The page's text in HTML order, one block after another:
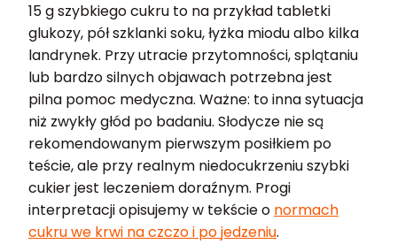
15 g szybkiego cukru to na przykład tabletki
glukozy, pół szklanki soku, łyżka miodu albo kilka
landrynek. Przy utracie przytomności, splątaniu
lub bardzo silnych objawach potrzebna jest
pilna pomoc medyczna. Ważne: to inna sytuacja
niż zwykły głód po badaniu. Słodycze nie są
rekomendowanym pierwszym posiłkiem po
teście, ale przy realnym niedocukrzeniu szybki
cukier jest leczeniem doraźnym. Progi
interpretacji opisujemy w tekście o normach
cukru we krwi na czczo i po jedzeniu.